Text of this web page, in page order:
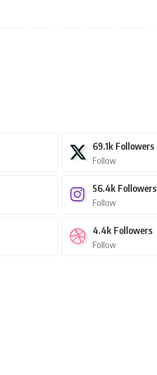
69.1k Followers
Follow
56.4k Followers
Follow
4.4k Followers
Follow